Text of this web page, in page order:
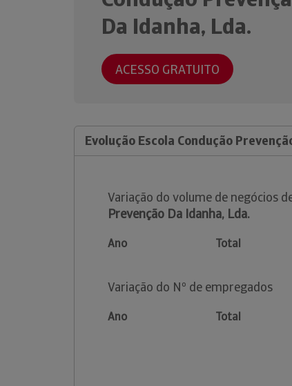
Da Idanha, Lda.
ACESSO GRATUITO
Evolução Escola Condução
Variação do volume de negócios
Prevenção Da Idanha, Lda.
Ano Total
Variação do Nº de empregados
Ano Total